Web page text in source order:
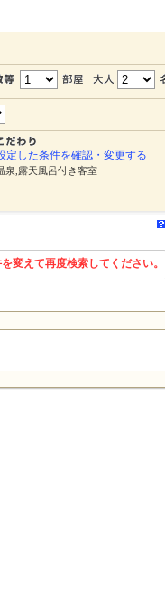
定した条件を確認・変更する
泉,露天風呂付き客室
変えて再度検索してください。